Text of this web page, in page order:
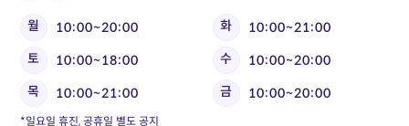
월 10:00~20:00 화
10:00~21:00
토
10:00~18:00 수
10:00~20:00
목
10:00~21:00 금 10:00~20:00
*일요일 휴진, 공휴일 별도 공지